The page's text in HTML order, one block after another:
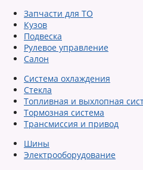
Запчасти для ТО
Кузов
Подвеска
Рулевое управление
Салон
Система охлаждения
Стекла
Топливная и выхлопная
Тормозная система
Трансмиссия и привод
Шины
Электрооборудование